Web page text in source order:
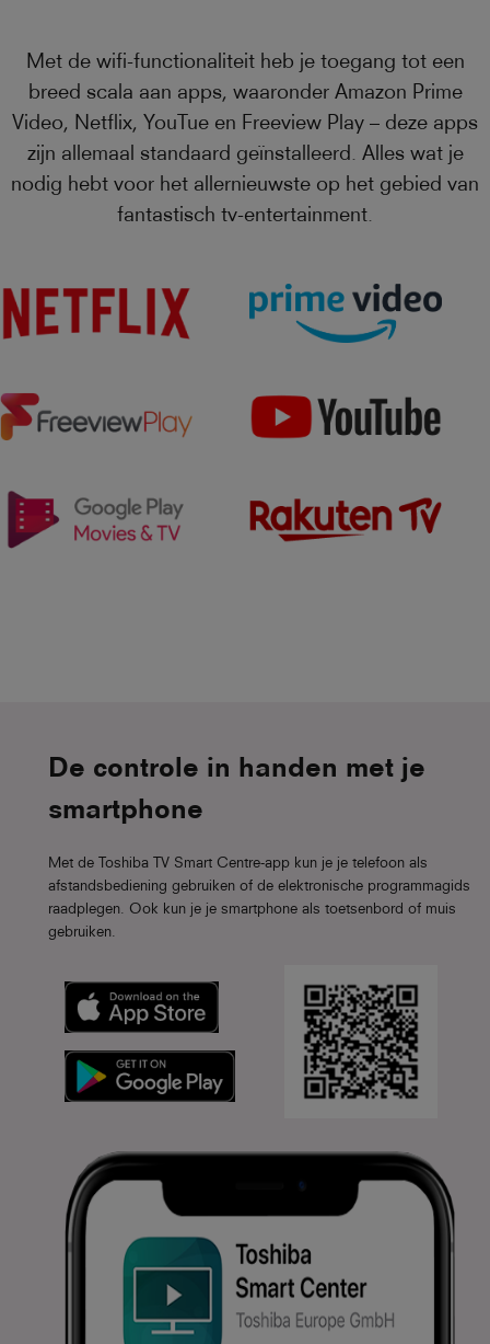
Met de wifi-functionaliteit heb je toegang tot een
breed scala aan apps, waaronder Amazon Prime
Video, Netflix, YouTue en Freeview Play – deze apps
zijn allemaal standaard geïnstalleerd. Alles wat je
nodig hebt voor het allernieuwste op het gebied van
fantastisch tv-entertainment.
De controle in handen met je
smartphone
Met de Toshiba TV Smart Centre-app kun je je telefoon als
afstandsbediening gebruiken of de elektronische programmagids
raadplegen. Ook kun je je smartphone als toetsenbord of muis
gebruiken.